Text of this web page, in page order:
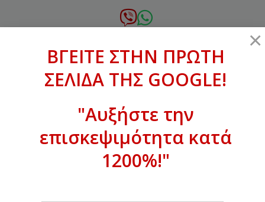
σε
xanthogenous@gmail.com
ΒΓΕΙΤΕ ΣΤΗΝ ΠΡΩΤΗ ΣΕΛΙΔΑ ΤΗΣ
GOOGLE!
×
ΒΓΕΙΤΕ ΣΤΗΝ ΠΡΩΤΗ
ΣΕΛΙΔΑ ΤΗΣ GOOGLE!
"Αυξήστε την
επισκεψιμότητα κατά
1200%!"